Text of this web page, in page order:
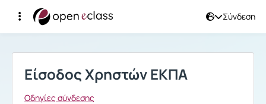
Σύνδεση
Σύνδεση
Είσοδος Χρηστών ΕΚΠΑ
Οδηγίες σύνδεσης